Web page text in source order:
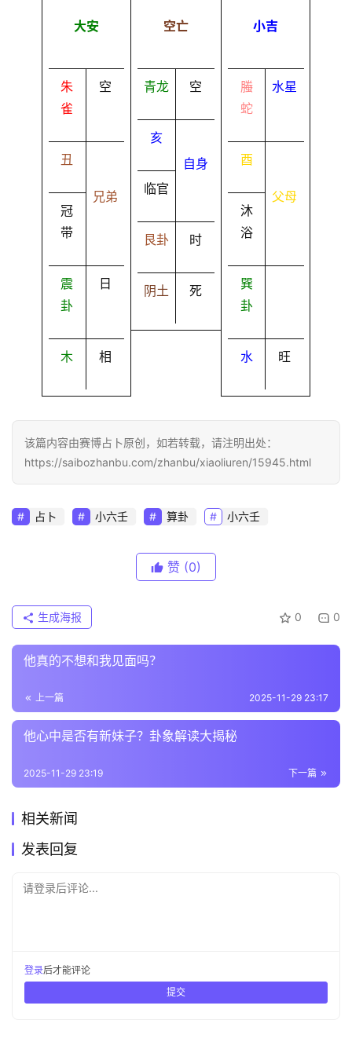
大安
朱
雀
空
丑
冠
带
兄弟
震
卦
日
木 相
空亡
青龙 空
亥
临官
自身
艮卦 时
阴土 死
小吉
螣
蛇
水星
酉
沐
浴
父母
巽
卦
水 旺
该篇内容由赛博占卜原创，如若转载，请注明出处：
https://saibozhanbu.com/zhanbu/xiaoliuren/15945.html
占卜 小六壬 算卦 小六壬
赞 (0)
0 0
生成海报
他真的不想和我见面吗？
上一篇 2025-11-29 23:17
他心中是否有新妹子？卦象解读大揭秘
下一篇
2025-11-29 23:19
相关新闻
发表回复
请登录后评论...
登录后才能评论
提交